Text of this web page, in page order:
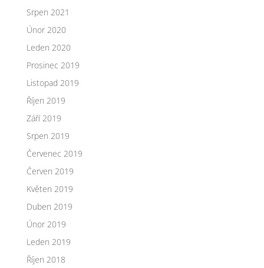
Srpen 2021
Únor 2020
Leden 2020
Prosinec 2019
Listopad 2019
Říjen 2019
Září 2019
Srpen 2019
Červenec 2019
Červen 2019
Květen 2019
Duben 2019
Únor 2019
Leden 2019
Říjen 2018